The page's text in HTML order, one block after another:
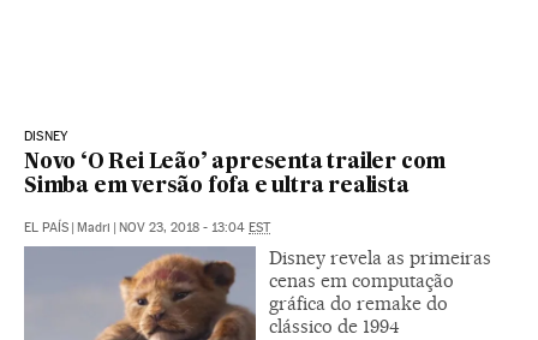
DISNEY
Novo ‘O Rei Leão’ apresenta trailer com
Simba em versão fofa e ultra realista
EL PAÍS Madri NOV 23, 2018 - 13:04 EST
Disney revela as primeiras
cenas em computação
gráfica do remake do
clássico de 1994